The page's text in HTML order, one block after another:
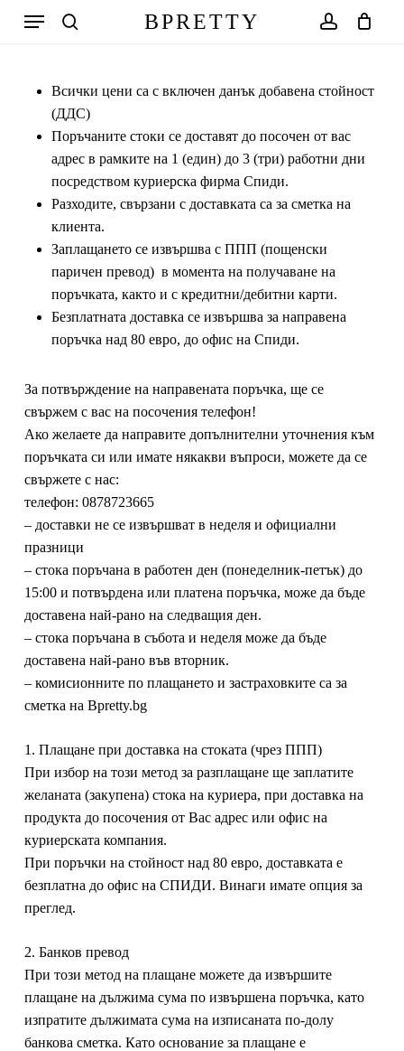
BPRETTY
Меню
Всички цени са с включен данък добавена стойност
(ДДС)
Поръчаните стоки се доставят до посочен от вас
адрес в рамките на 1 (един) до 3 (три) работни дни
посредством куриерска фирма Спиди.
Разходите, свързани с доставката са за сметка на
клиента.
Заплащането се извършва с ППП (пощенски
паричен превод) в момента на получаване на
поръчката, както и с кредитни/дебитни карти.
Безплатната доставка се извършва за направена
поръчка над 80 евро, до офис на Спиди.
За потвърждение на направената поръчка, ще се
свържем с вас на посочения телефон!
Ако желаете да направите допълнителни уточнения към
поръчката си или имате някакви въпроси, можете да се
свържете с нас:
телефон: 0878723665
– доставки не се извършват в неделя и официални
празници
– стока поръчана в работен ден (понеделник-петък) до
15:00 и потвърдена или платена поръчка, може да бъде
доставена най-рано на следващия ден.
– стока поръчана в събота и неделя може да бъде
доставена най-рано във вторник.
– комисионните по плащането и застраховките са за
сметка на Bpretty.bg
1. Плащане при доставка на стоката (чрез ППП)
При избор на този метод за разплащане ще заплатите
желаната (закупена) стока на куриера, при доставка на
продукта до посочения от Вас адрес или офис на
куриерската компания.
При поръчки на стойност над 80 евро, доставката е
безплатна до офис на СПИДИ. Винаги имате опция за
преглед.
2. Банков превод
При този метод на плащане можете да извършите
плащане на дължима сума по извършена поръчка, като
изпратите дължимата сума на изписаната по-долу
банкова сметка. Като основание за плащане е